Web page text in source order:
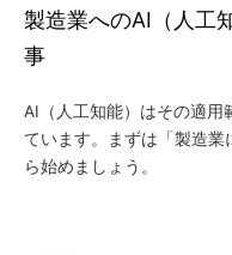
製造業へのAI（人工
事
AI（人工知能）はその適用
ています。まずは「製造
ら始めましょう。